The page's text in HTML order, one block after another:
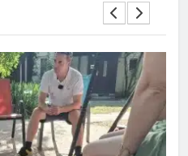
a nők szerepvállalása a